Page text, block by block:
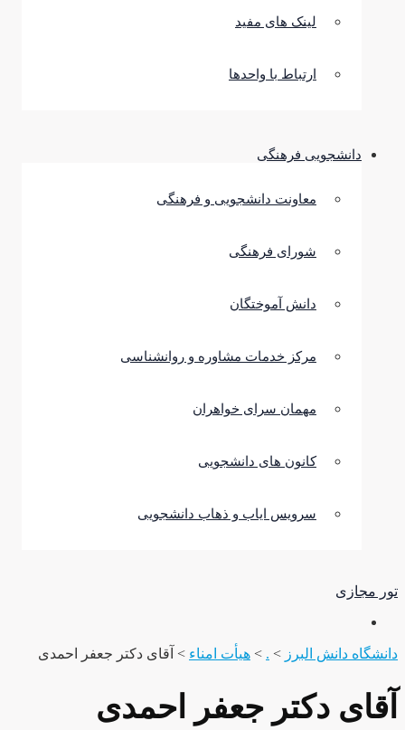
لینک های مفید
ارتباط با واحدها
دانشجویی فرهنگی
معاونت دانشجویی و فرهنگی
شورای فرهنگی
دانش آموختگان
مرکز خدمات مشاوره و روانشناسی
مهمان سرای خواهران
کانون های دانشجویی
سرویس ایاب و ذهاب دانشجویی
تور مجازی
دانشگاه دانش البرز >
.
> هیأت امناء > آقای دکتر جعفر احمدی
آقای دکتر جعفر احمدی